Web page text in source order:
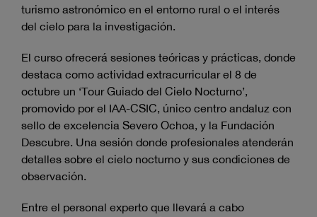
turismo astronómico en el entorno rural o el interés
del cielo para la investigación.
El curso ofrecerá sesiones teóricas y prácticas, donde
destaca como actividad extracurricular el 8 de
octubre un ‘Tour Guiado del Cielo Nocturno’,
promovido por el IAA-CSIC, único centro andaluz con
sello de excelencia Severo Ochoa, y la Fundación
Descubre. Una sesión donde profesionales atenderán
detalles sobre el cielo nocturno y sus condiciones de
observación.
Entre el personal experto que llevará a cabo